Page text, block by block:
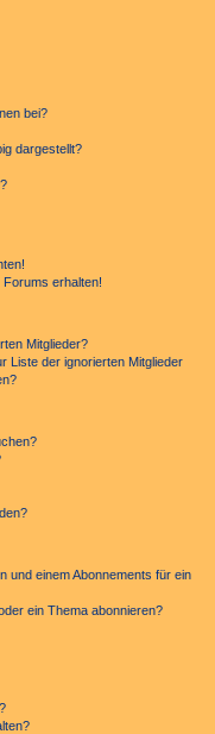
bei?
dargestellt?
Forums erhalten!
Mitglieder?
Liste der ignorierten Mitglieder
und einem Abonnements für ein
ein Thema abonnieren?